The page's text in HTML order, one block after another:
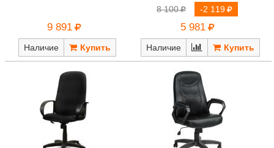
9 891
Наличие
8 100
-2 119
5 981
Наличие